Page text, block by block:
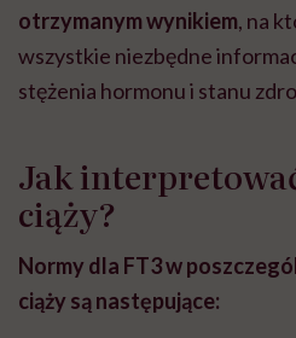
otrzymanym wynikiem, na
wszystkie niezbędne
stężenia hormonu i stanu
Jak
ciąży?
Normy dla FT3 w
ciąży są następujące: